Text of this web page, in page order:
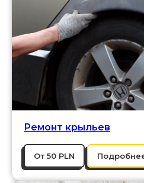
Ремонт крыльев
От 50 PLN